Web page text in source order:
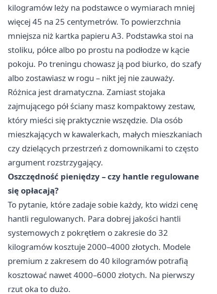
kilogramów leży na podstawce o wymiarach mniej
więcej 45 na 25 centymetrów. To powierzchnia
mniejsza niż kartka papieru A3. Podstawka stoi na
stoliku, półce albo po prostu na podłodze w kącie
pokoju. Po treningu chowasz ją pod biurko, do szafy
albo zostawiasz w rogu – nikt jej nie zauważy.
Różnica jest dramatyczna. Zamiast stojaka
zajmującego pół ściany masz kompaktowy zestaw,
który mieści się praktycznie wszędzie. Dla osób
mieszkających w kawalerkach, małych mieszkaniach
czy dzielących przestrzeń z domownikami to często
argument rozstrzygający.
Oszczędność pieniędzy – czy hantle regulowane
się opłacają?
To pytanie, które zadaje sobie każdy, kto widzi cenę
hantli regulowanych. Para dobrej jakości hantli
systemowych z pokrętłem o zakresie do 32
kilogramów kosztuje 2000–4000 złotych. Modele
premium z zakresem do 40 kilogramów potrafią
kosztować nawet 4000–6000 złotych. Na pierwszy
rzut oka to dużo.